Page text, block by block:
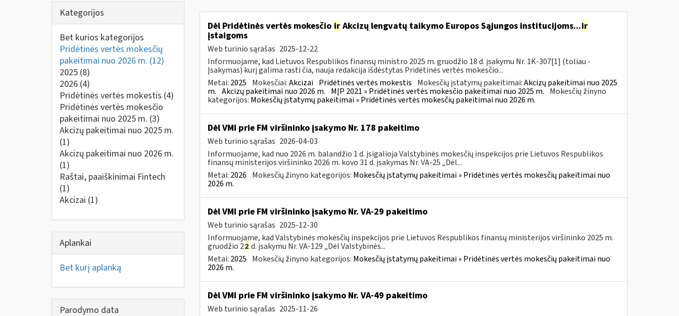
Kategorijos
Bet kurios kategorijos
Pridėtinės vertės mokesčių
pakeitimai nuo 2026 m. (12)
2025 (8)
2026 (4)
Pridėtinės vertės mokestis (4)
Pridėtinės vertės mokesčio
pakeitimai nuo 2025 m. (3)
Akcizų pakeitimai nuo 2025 m.
(1)
Akcizų pakeitimai nuo 2026 m.
(1)
Raštai, paaiškinimai Fintech
(1)
Akcizai (1)
Aplankai
Bet kurį aplanką
Parodymo data
Dėl Pridėtinės vertės mokesčio irAkcizų lengvatų taikymo Europos Sąjungos institucijoms...ir
įstaigoms
Web turinio sąrašas 2025-12-22
Informuojame, kad Lietuvos Respublikos finansų ministro 2025 m. gruodžio 18 d. įsakymu Nr. 1K-307[1] (toliau -
Įsakymas) kurį galima rasti čia, nauja redakcija išdėstytas Pridėtinės vertės mokesčio...
Metai: 2025 Mokesčiai:Akcizai Pridėtinės vertės mokestis Mokesčių įstatymų pakeitimai:Akcizų pakeitimai nuo 2025
m. Akcizų pakeitimai nuo 2026 m. MĮP 2021 » Pridėtinės vertės mokesčio pakeitimai nuo 2025 m. Mokesčių žinyno
kategorijos: Mokesčių įstatymų pakeitimai » Pridėtinės vertės mokesčių pakeitimai nuo 2026 m.
Dėl VMI prie FM viršininko įsakymo Nr. 178 pakeitimo
Web turinio sąrašas 2026-04-03
Informuojame, kad nuo 2026 m. balandžio 1 d. įsigalioja Valstybinės mokesčių inspekcijos prie Lietuvos Respublikos
finansų ministerijos viršininko 2026 m. kovo 31 d. įsakymas Nr. VA-25 „Dėl...
Metai: 2026 Mokesčių žinyno kategorijos: Mokesčių įstatymų pakeitimai » Pridėtinės vertės mokesčių pakeitimai nuo
2026 m.
Dėl VMI prie FM viršininko įsakymo Nr. VA-29 pakeitimo
Web turinio sąrašas 2025-12-30
Informuojame, kad Valstybinės mokesčių inspekcijos prie Lietuvos Respublikos finansų ministerijos viršininko 2025 m.
gruodžio 22 d. įsakymu Nr. VA-129 „Dėl Valstybinės...
Metai: 2025 Mokesčių žinyno kategorijos: Mokesčių įstatymų pakeitimai » Pridėtinės vertės mokesčių pakeitimai nuo
2026 m.
Dėl VMI prie FM viršininko įsakymo Nr. VA-49 pakeitimo
Web turinio sąrašas 2025-11-26